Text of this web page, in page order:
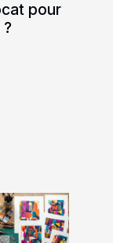
pour